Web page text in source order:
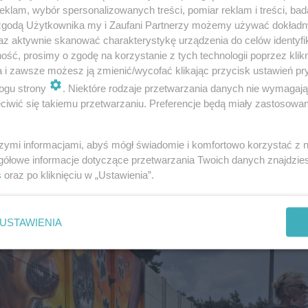
samodzielnie. Informację o jego
usunięcie rośliny wyspecjalizowanej firmie,
na 6 łap" w Radomiu
wybór spersonalizowanych treści, pomiar reklam i treści,
Użytkownika my i Zaufani Partnerzy możemy używać
aktywnie skanować charakterystykę urządzenia do celów
prosimy o zgodę na korzystanie z tych technologii poprzez
i zawsze możesz ją zmienić/wycofać klikając przycisk ustawień
strony
. Niektóre rodzaje przetwarzania danych nie
się takiemu przetwarzaniu. Preferencje będą miały
informacjami, abyś mógł świadomie i komfortowo korzystać z
informacje dotyczące przetwarzania Twoich danych
oraz po kliknięciu w „Ustawienia”.
USTAWIENIA